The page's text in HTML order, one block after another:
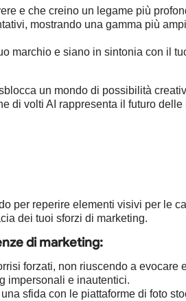
e che creino un legame più
mostrando una gamma più
marchio e siano in sintonia con il
un mondo di possibilità
di volti AI rappresenta il futuro delle
per reperire elementi visivi per le
dei tuoi sforzi di marketing.
di marketing:
forzati, non riuscendo a evocare
impersonali e inautentici.
sfida con le piattaforme di foto